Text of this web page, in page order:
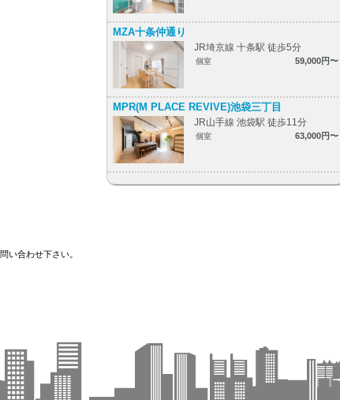
MZA十条仲通り
JR埼京線 十条駅 徒歩5分
個室 59,000円〜
MPR(M PLACE REVIVE)池袋三丁目
JR山手線 池袋駅 徒歩11分
個室 63,000円〜
い合わせ下さい。